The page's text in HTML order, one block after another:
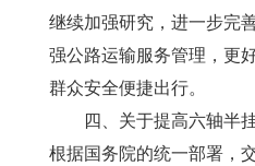
继续加强研究，进一步完
强公路运输服务管理，更
群众安全便捷出行。
四、关于提高六轴半挂
根据国务院的统一部署，